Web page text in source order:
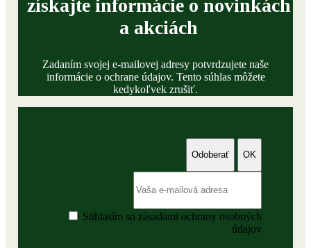
získajte informácie o novinkách
a akciách
Zadaním svojej e-mailovej adresy potvrdzujete naše
informácie o ochrane údajov. Tento súhlas môžete
kedykoľvek zrušiť.
Súhlasím so zásadami ochrany osobných
údajov